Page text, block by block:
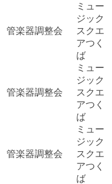
管楽器調整会
ミュー
ジック
スクエ
アつく
ば
管楽器調整会
ミュー
ジック
スクエ
アつく
ば
管楽器調整会
ミュー
ジック
スクエ
アつく
ば